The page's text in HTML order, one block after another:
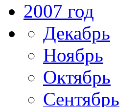
2007 год
Декабрь
Ноябрь
Октябрь
Сентябрь